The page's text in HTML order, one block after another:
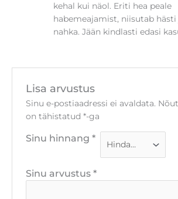
kehal kui näol. Eriti hea peale
habemeajamist, niisutab
nahka. Jään kindlasti edasi
Lisa arvustus
Sinu e-postiaadressi ei avaldata.
on tähistatud *-ga
Sinu hinnang *
Sinu arvustus *